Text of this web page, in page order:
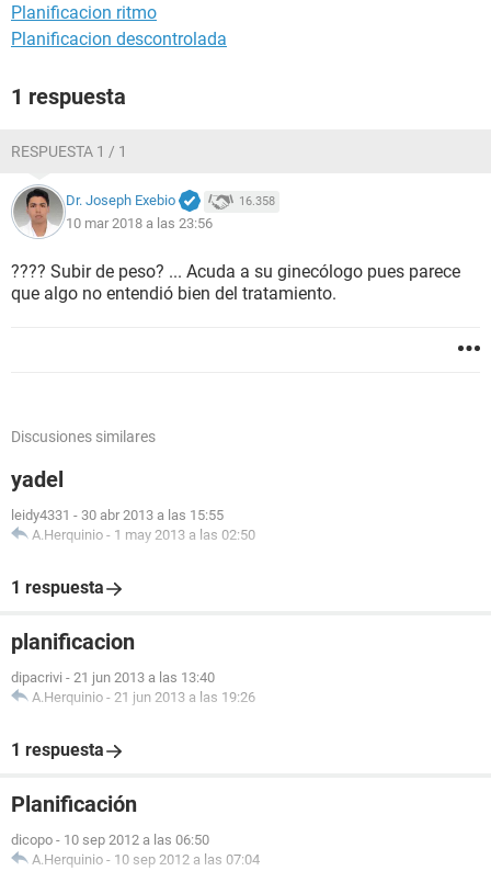
Planificacion ritmo
Planificacion descontrolada
1 respuesta
RESPUESTA 1 / 1
Dr. Joseph Exebio 16.358
10 mar 2018 a las 23:56
???? Subir de peso? ... Acuda a su ginecólogo pues parece
que algo no entendió bien del tratamiento.
Discusiones similares
yadel
leidy4331 - 30 abr 2013 a las 15:55
A.Herquinio - 1 may 2013 a las 02:50
1 respuesta
planificacion
dipacrivi - 21 jun 2013 a las 13:40
A.Herquinio - 21 jun 2013 a las 19:26
1 respuesta
Planificación
dicopo - 10 sep 2012 a las 06:50
A.Herquinio - 10 sep 2012 a las 07:04